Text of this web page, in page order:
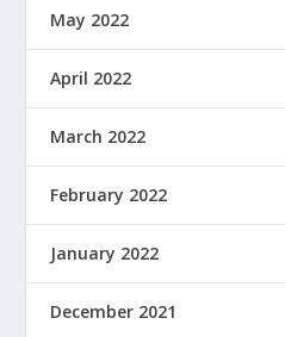
May 2022
April 2022
March 2022
February 2022
January 2022
December 2021